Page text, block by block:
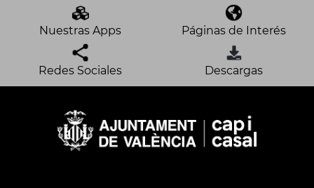
Nuestras Apps Páginas de Interés
Redes Sociales Descargas